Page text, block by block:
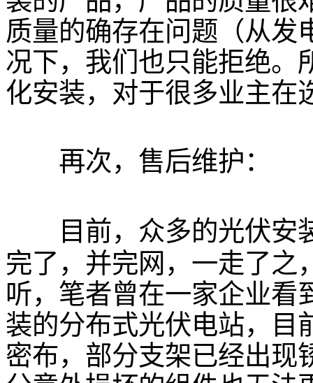
质量的确存在问题（从发
况下，我们也只能拒绝。
化安装，对于很多业主在
再次，售后维护：
目前，众多的光伏安
完了，并完网，一走了之
听，笔者曾在一家企业看
装的分布式光伏电站，目
密布，部分支架已经出现